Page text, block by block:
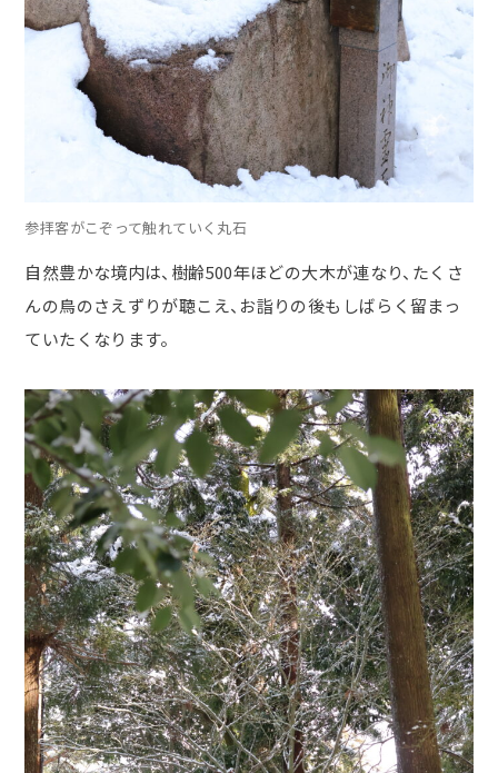
参拝客がこぞって触れていく丸石
自然豊かな境内は、 樹齢500年ほどの大木が連なり、たくさ
んの鳥のさえずりが聴こえ、お詣りの後もしばらく留まっ
ていたくなります。